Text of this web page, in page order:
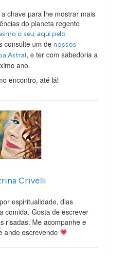
chave para lhe mostrar mais
do planeta regente
o seu, aqui pelo
consulte um denossos
Astral, e ter com sabedoria a
ano.
encontro, até lá!
Crivelli
espiritualidade, dias
comida. Gosta de escrever
risadas. Me acompanhe e
ando escrevendo